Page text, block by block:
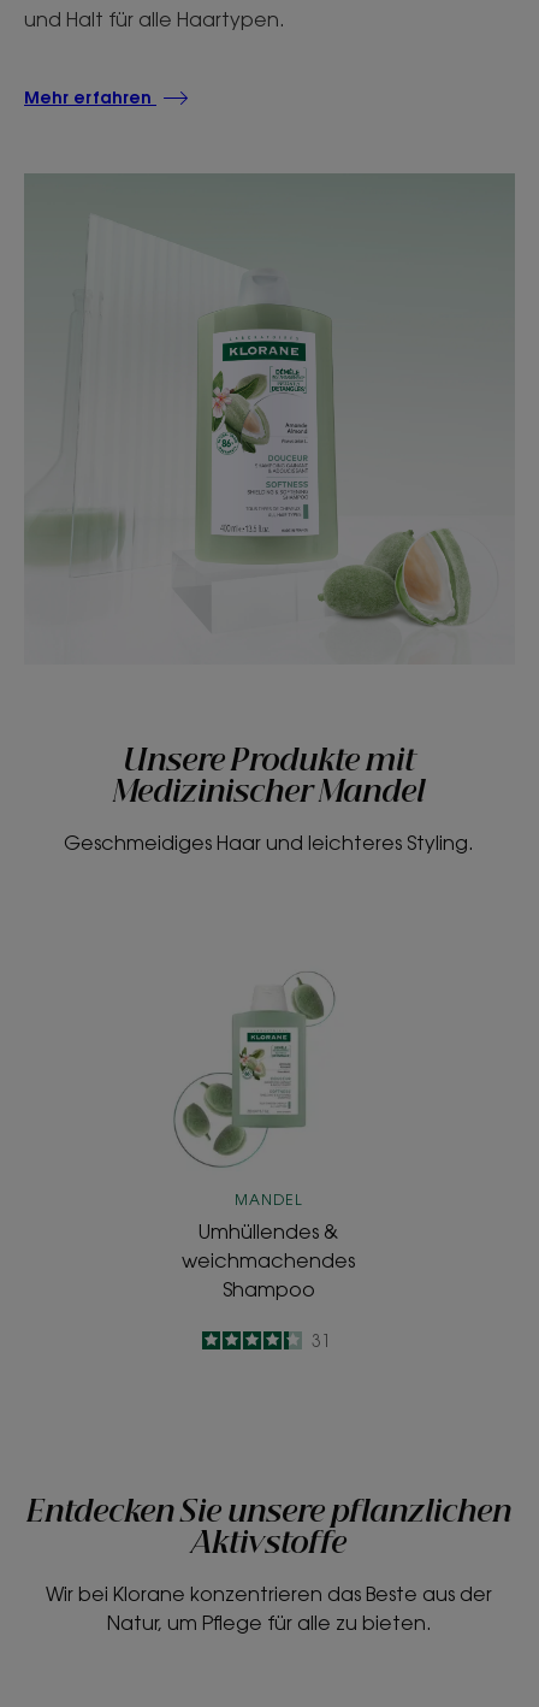
und Halt für alle Haartypen.
Mehr erfahren
Unsere Produkte mit
Medizinischer Mandel
Geschmeidiges Haar und leichteres Styling.
weichmachendes
Shampoo
MANDEL
Umhüllendes &
weichmachendes
Shampoo
4.3
/
5
31
Entdecken Sie unsere pflanzlichen
Aktivstoffe
Wir bei Klorane konzentrieren das Beste aus der
Natur, um Pflege für alle zu bieten.